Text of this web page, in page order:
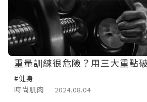
重量訓練很危險？用三大重點
#健身
時尚肌肉
2024.08.04